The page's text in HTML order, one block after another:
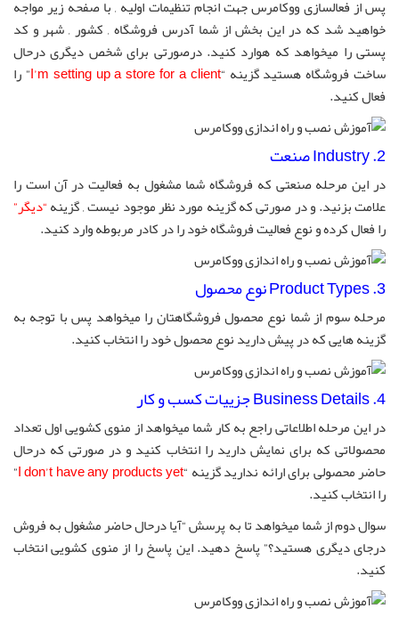
پس از فعالسازی ووکامرس جهت انجام تنظیمات اولیه , با صفحه زیر مواجه
خواهید شد که در این بخش از شما آدرس فروشگاه , کشور , شهر و کد
پستی را میخواهد که هوارد کنید. درصورتی برای شخص دیگری درحال
ساخت فروشگاه هستید گزینه “I’m setting up a store for a client” را
فعال کنید.
2. Industry صنعت
در این مرحله صنعتی که فروشگاه شما مشغول به فعالیت در آن است را
علامت بزنید. و در صورتی که گزینه مورد نظر موجود نیست , گزینه“دیگر”
را فعال کرده و نوع فعالیت فروشگاه خود را در کادر مربوطه وارد کنید.
3. Product Types نوع محصول
مرحله سوم از شما نوع محصول فروشگاهتان را میخواهد پس با توجه به
گزینه هایی که در پیش دارید نوع محصول خود را انتخاب کنید.
4. Business Details جزییات کسب و کار
در این مرحله اطلاعاتی راجع به کار شما میخواهد از منوی کشویی اول تعداد
محصولاتی که برای نمایش دارید را انتخاب کنید و در صورتی که درحال
حاضر محصولی برای ارائه ندارید گزینه “I don’t have any products yet
”
را انتخاب کنید.
سوال دوم از شما میخواهد تا به پرسش “آیا درحال حاضر مشغول به فروش
درجای دیگری هستید؟” پاسخ دهید. این پاسخ را از منوی کشویی انتخاب
کنید.